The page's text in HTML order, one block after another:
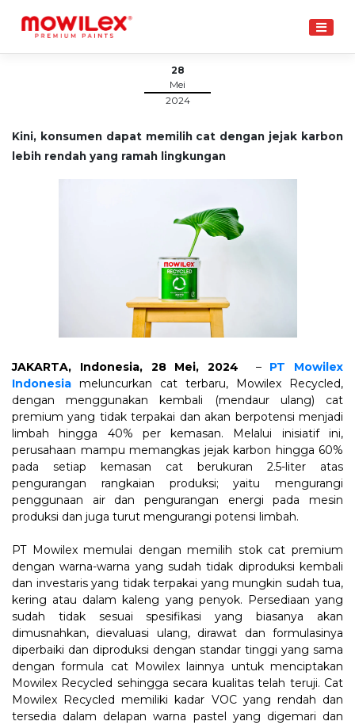
content
28
Mei
2024
Kini, konsumen dapat memilih cat dengan jejak karbon
lebih rendah yang ramah lingkungan
JAKARTA, Indonesia, 28 Mei, 2024 – PT Mowilex
Indonesia meluncurkan cat terbaru, Mowilex Recycled,
dengan menggunakan kembali (mendaur ulang) cat
premium yang tidak terpakai dan akan berpotensi menjadi
limbah hingga 40% per kemasan. Melalui inisiatif ini,
perusahaan mampu memangkas jejak karbon hingga 60%
pada setiap kemasan cat berukuran 2.5-liter atas
pengurangan rangkaian produksi; yaitu mengurangi
penggunaan air dan pengurangan energi pada mesin
produksi dan juga turut mengurangi potensi limbah.
PT Mowilex memulai dengan memilih stok cat premium
dengan warna-warna yang sudah tidak diproduksi kembali
dan investaris yang tidak terpakai yang mungkin sudah tua,
kering atau dalam kaleng yang penyok. Persediaan yang
sudah tidak sesuai spesifikasi yang biasanya akan
dimusnahkan, dievaluasi ulang, dirawat dan formulasinya
diperbaiki dan diproduksi dengan standar tinggi yang sama
dengan formula cat Mowilex lainnya untuk menciptakan
Mowilex Recycled sehingga secara kualitas telah teruji. Cat
Mowilex Recycled memiliki kadar VOC yang rendah dan
tersedia dalam delapan warna pastel yang digemari dan